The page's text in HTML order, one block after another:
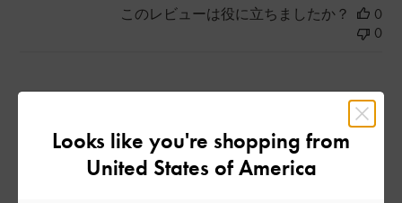
このレビューは役に立ちましたか？
0
0
とってもかわいい!!
2024-02-20
Looks like you're shopping from
United States of America